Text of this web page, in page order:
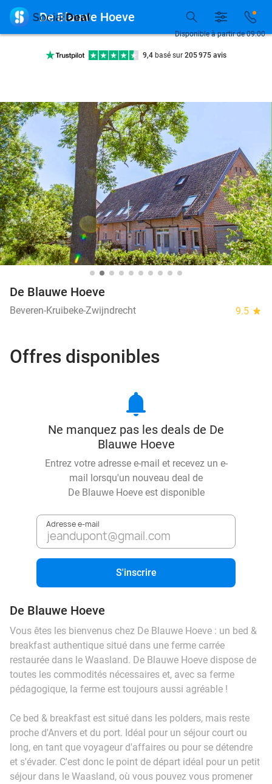
9,4 basé sur205 975 avis
Découvrez + de 15.000 deals
+ de 10 millions de membres
Disponible à partir de 09:00
 De Blauwe Hoeve
De Blauwe Hoeve
Beveren-Kruibeke-Zwijndrecht 9.5 star
Offres disponibles
notifications
Ne manquez pas les deals de De
Blauwe Hoeve
Entrez votre adresse e-mail et recevez un e-
mail lorsqu'un nouveau deal de
De Blauwe Hoeveest disponible
Adresse e-mail
S'inscrire
De Blauwe Hoeve
Vous êtes les bienvenus chez De Blauwe Hoeve : un bed &
breakfast authentique situé dans une ferme carrée
restaurée dans le Waasland. De Blauwe Hoeve dispose de
toutes les commodités nécessaires et, avec sa ferme
pédagogique, la ferme est toujours aussi agréable !
Ce bed & breakfast est situé dans les polders, mais reste
proche d'Anvers et du port. Idéal pour un séjour court ou
long, en tant que voyageur d'affaires ou pour se détendre
et s'évader. C'est donc le point de départ idéal pour un petit
séjour dans le Waasland, où vous pouvez vous promener